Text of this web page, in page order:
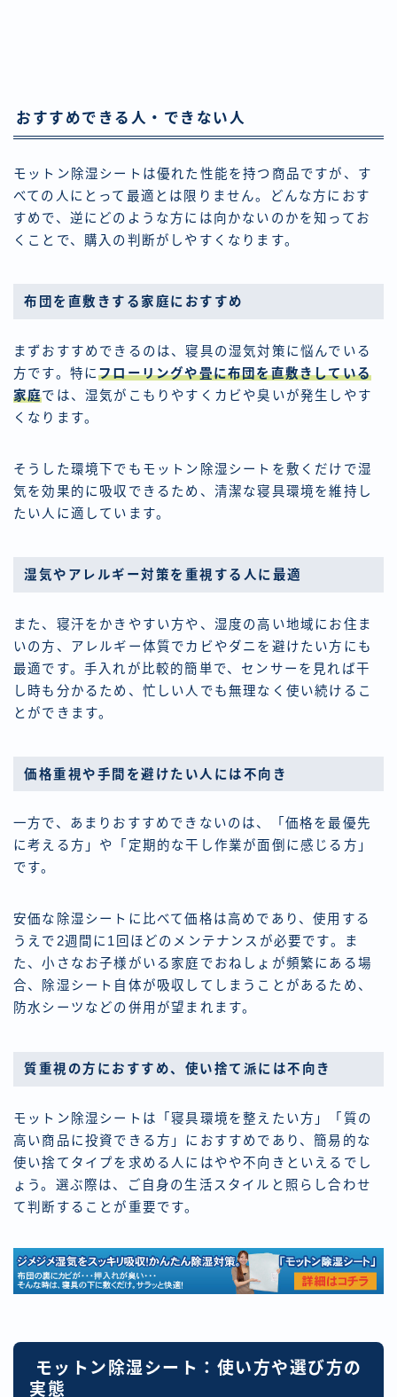
おすすめできる人・できない人
モットン除湿シートは優れた性能を持つ商品ですが、す
べての人にとって最適とは限りません。どんな方におす
すめで、逆にどのような方には向かないのかを知ってお
くことで、購入の判断がしやすくなります。
布団を直敷きする家庭におすすめ
まずおすすめできるのは、寝具の湿気対策に悩んでいる
方です。特にフローリングや畳に布団を直敷きしている
家庭では、湿気がこもりやすくカビや臭いが発生しやす
くなります。
そうした環境下でもモットン除湿シートを敷くだけで湿
気を効果的に吸収できるため、清潔な寝具環境を維持し
たい人に適しています。
湿気やアレルギー対策を重視する人に最適
また、寝汗をかきやすい方や、湿度の高い地域にお住ま
いの方、アレルギー体質でカビやダニを避けたい方にも
最適です。手入れが比較的簡単で、センサーを見れば干
し時も分かるため、忙しい人でも無理なく使い続けるこ
とができます。
価格重視や手間を避けたい人には不向き
一方で、あまりおすすめできないのは、「価格を最優先
に考える方」や「定期的な干し作業が面倒に感じる方」
です。
安価な除湿シートに比べて価格は高めであり、使用する
うえで2週間に1回ほどのメンテナンスが必要です。ま
た、小さなお子様がいる家庭でおねしょが頻繁にある場
合、除湿シート自体が吸収してしまうことがあるため、
防水シーツなどの併用が望まれます。
質重視の方におすすめ、使い捨て派には不向き
モットン除湿シートは「寝具環境を整えたい方」「質の
高い商品に投資できる方」におすすめであり、簡易的な
使い捨てタイプを求める人にはやや不向きといえるでし
ょう。選ぶ際は、ご自身の生活スタイルと照らし合わせ
て判断することが重要です。
モットン除湿シート：使い方や選び方の
実態